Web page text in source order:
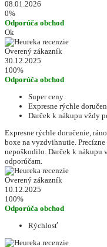
08.01.2026
0%
Odporúča obchod
Ok
Overený zákazník
30.12.2025
100%
Odporúča obchod
Super ceny
Expresne rýchle
Darček k nákupu vždy
Expresne rýchle doručenie,
boxe na vyzdvihnutie. Precízne
nepoškodilo. Darček k nákupu
odporúčam.
Overený zákazník
10.12.2025
100%
Odporúča obchod
Rýchlosť